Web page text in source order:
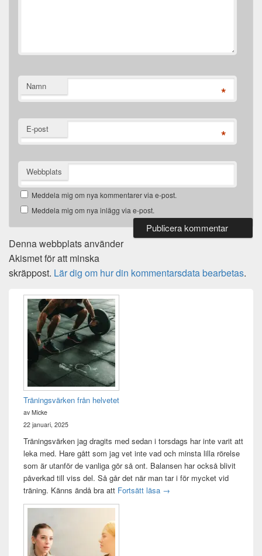
Namn *
E-post *
Webbplats
Meddela mig om nya kommentarer via e-post.
Meddela mig om nya inlägg via e-post.
Denna webbplats använder
Akismet för att minska
skräppost. Lär dig om hur din kommentarsdata bearbetas.
Primära
sidofältet
Widget
område
Träningsvärken från helvetet
av Micke
22 januari, 2025
Träningsvärken jag dragits med sedan i torsdags har inte varit att
leka med. Hare gått som jag vet inte vad och minsta lilla rörelse
som är utanför de vanliga gör så ont. Balansen har också blivit
påverkad till viss del. Så går det när man tar i för mycket vid
träning. Känns ändå bra att Fortsätt läsa Träningsvärken från helvetet
→